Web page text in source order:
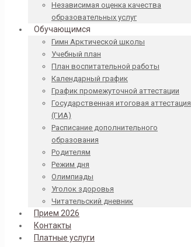
Независимая оценка качества
образовательных услуг
Обучающимся
Гимн Арктической школы
Учебный план
План воспитательной работы
Календарный график
График промежуточной аттестации
Государственная итоговая аттестация
(ГИА)
Расписание дополнительного
образования
Родителям
Режим дня
Олимпиады
Уголок здоровья
Читательский дневник
Прием 2026
Контакты
Платные услуги